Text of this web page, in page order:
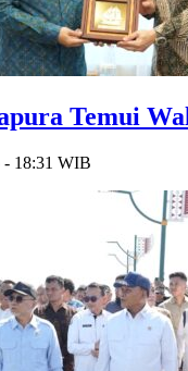
Temui
- 18:31 WIB